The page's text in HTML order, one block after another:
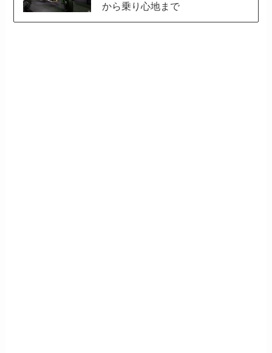
から乗り心地まで